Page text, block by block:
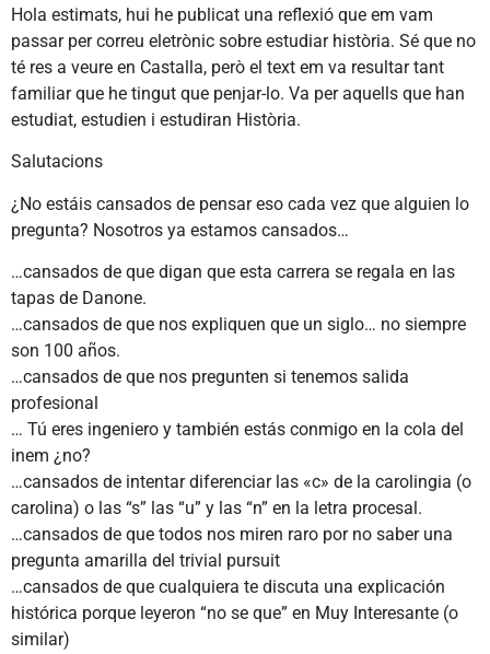
Hola estimats, hui he publicat una reflexió que em vam
passar per correu eletrònic sobre estudiar història. Sé que no
té res a veure en Castalla, però el text em va resultar tant
familiar que he tingut que penjar-lo. Va per aquells que han
estudiat, estudien i estudiran Història.
Salutacions
¿No estáis cansados de pensar eso cada vez que alguien lo
pregunta? Nosotros ya estamos cansados…
…cansados de que digan que esta carrera se regala en las
tapas de Danone.
…cansados de que nos expliquen que un siglo… no siempre
son 100 años.
…cansados de que nos pregunten si tenemos salida
profesional
… Tú eres ingeniero y también estás conmigo en la cola del
inem ¿no?
…cansados de intentar diferenciar las «c» de la carolingia (o
carolina) o las “s” las “u” y las “n” en la letra procesal.
…cansados de que todos nos miren raro por no saber una
pregunta amarilla del trivial pursuit
…cansados de que cualquiera te discuta una explicación
histórica porque leyeron “no se que” en Muy Interesante (o
similar)